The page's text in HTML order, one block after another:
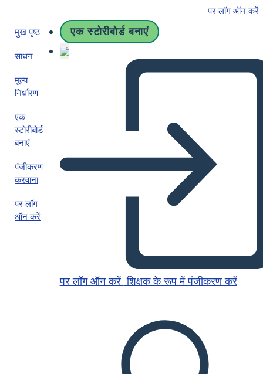
पर लॉग ऑन करें
मुख पृष्ठ
साधन
मूल्य
निर्धारण
एक
स्टोरीबोर्ड
बनाएं
पंजीकरण
करवाना
पर लॉग
ऑन करें
एक स्टोरीबोर्ड बनाएं
पर लॉग ऑन करें शिक्षक के रूप में पंजीकरण करें